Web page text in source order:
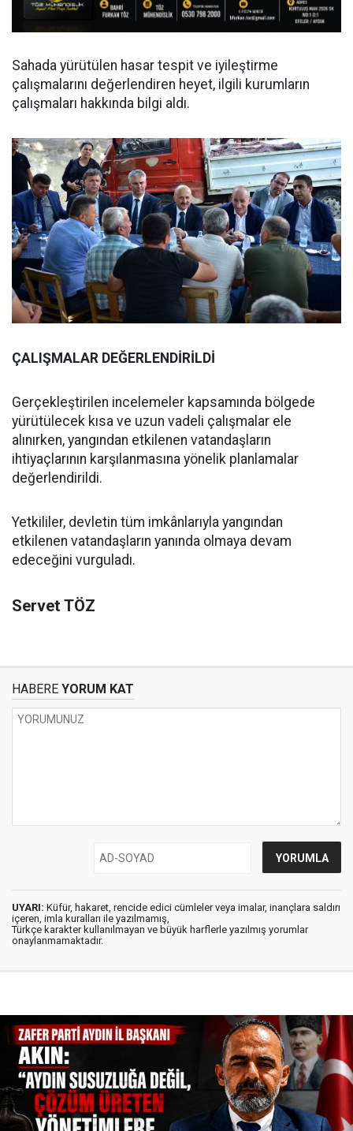
Sahada yürütülen hasar tespit ve iyileştirme
çalışmalarını değerlendiren heyet, ilgili kurumların
çalışmaları hakkında bilgi aldı.
ÇALIŞMALAR DEĞERLENDİRİLDİ
Gerçekleştirilen incelemeler kapsamında bölgede
yürütülecek kısa ve uzun vadeli çalışmalar ele
alınırken, yangından etkilenen vatandaşların
ihtiyaçlarının karşılanmasına yönelik planlamalar
değerlendirildi.
Yetkililer, devletin tüm imkânlarıyla yangından
etkilenen vatandaşların yanında olmaya devam
edeceğini vurguladı.
Servet TÖZ
HABERE YORUM KAT
UYARI: Küfür, hakaret, rencide edici cümleler veya imalar, inançlara saldırı
içeren, imla kuralları ile yazılmamış,
Türkçe karakter kullanılmayan ve büyük harflerle yazılmış yorumlar
onaylanmamaktadır.